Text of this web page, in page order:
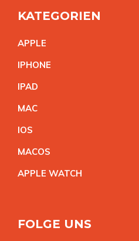
KATEGORIEN
APPLE
IPHONE
IPAD
MAC
IOS
MACOS
APPLE WATCH
FOLGE UNS